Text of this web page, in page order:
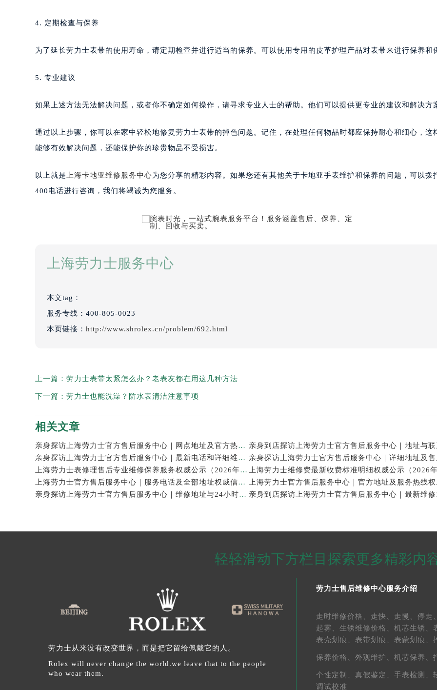
4. 定期检查与保养
为了延长劳力士表带的使用寿命，请定期检查并进行适当的保养。可以使用专用的皮革护理产品对表带来进行保养和
5. 专业建议
如果上述方法无法解决问题，或者你不确定如何操作，请寻求专业人士的帮助。他们可以提供更专业的建议和解决方
通过以上步骤，你可以在家中轻松地修复劳力士表带的掉色问题。记住，在处理任何物品时都应保持耐心和细心，这
能够有效解决问题，还能保护你的珍贵物品不受损害。
以上就是 上海卡地亚维修服务中心为您分享的精彩内容。如果您还有其他关于卡地亚手表维护和保养的问题，可以拨
400电话进行咨询，我们将竭诚为您服务。
上海劳力士服务中心
本文tag：
服务专线： 400-805-0023
本页链接： http://www.shrolex.cn/problem/692.html
上一篇： 劳力士表带太紧怎么办？老表友都在用这几种方法
下一篇： 劳力士也能洗澡？防水表清洁注意事项
相关文章
亲身探访上海劳力士官方售后服务中心｜网点地址及官方热线（2026年7月最新）
亲身探访上海劳力士官方售后服务中心｜最新电话和详细维修地址（2026年7月最新）
上海劳力士表修理售后专业维修保养服务权威公示（2026年7月最新）
上海劳力士官方售后服务中心｜服务电话及全部地址权威信息公示（2026年7月最新）
亲身探访上海劳力士官方售后服务中心｜维修地址与24小时服务电话（2026年7月最新）
轻轻滑动下方栏目探索更多精彩内
劳力士从来没有改变世界，而是把它留给佩戴它的人。
Rolex will never change the world.we leave that to the people
who wear them.
劳力士售后维修中心服务介绍
走时维修价格、 走快、 走慢、 停走、
起雾、 生锈维修价格、 机芯生锈、
表壳划痕、 表带划痕、 表蒙划痕、
保养价格、 外观维护、 机芯保养、
个性定制、 真假鉴定、 手表检测、
调试校准